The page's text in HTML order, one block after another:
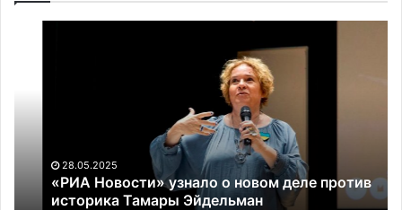
историка
Тамары
Эйдельман
28.05.2025
«РИА Новости» узнало о новом деле против
историка Тамары Эйдельман